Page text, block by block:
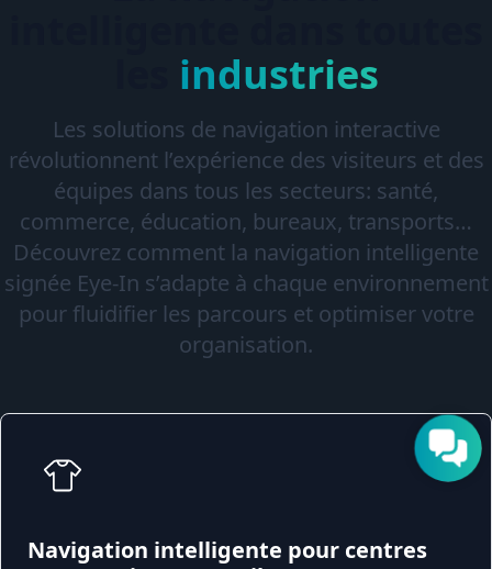
industries
Les solutions de navigation interactive
révolutionnent l’expérience des visiteurs et des
équipes dans tous les secteurs: santé,
commerce, éducation, bureaux, transports…
Découvrez comment la navigation intelligente
signée Eye-In s’adapte à chaque environnement
pour fluidifier les parcours et optimiser votre
organisation.
Navigation intelligente pour centres